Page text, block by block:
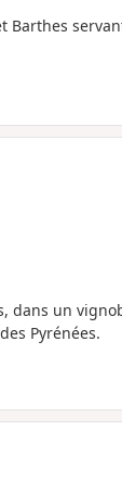
Barthes
dans un
Pyrénées.